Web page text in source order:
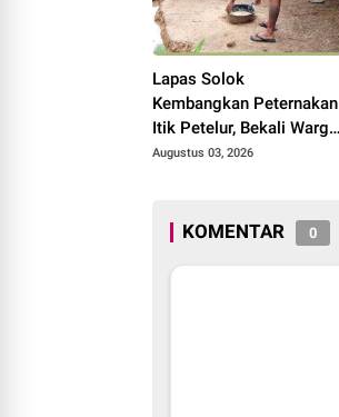
Lapas Solok
Kembangkan Peternakan
Itik Petelur, Bekali Warga
Binaan dengan
Augustus 03, 2026
KOMENTAR 0